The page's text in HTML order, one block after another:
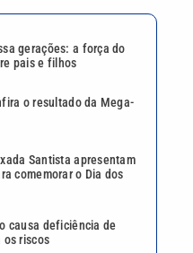
os riscos
Campinas podem ser
de setembro
publicidade